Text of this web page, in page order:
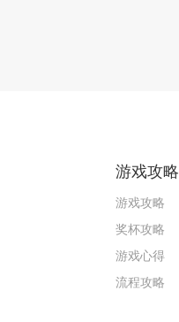
游戏攻略
游戏攻略
奖杯攻略
游戏心得
流程攻略